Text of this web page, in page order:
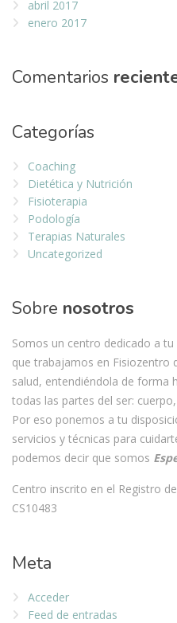
abril 2017
enero 2017
Comentarios
Categorías
Coaching
Dietética y Nutrición
Fisioterapia
Podología
Terapias Naturales
Uncategorized
Sobre nosotros
Somos un centro dedicado a tu
que trabajamos en Fisiozentro
salud, entendiéndola de forma
todas las partes del ser:
Por eso ponemos a tu
servicios y técnicas para
podemos decir que somos
Centro inscrito en el Registro
CS10483
Meta
Acceder
Feed de entradas